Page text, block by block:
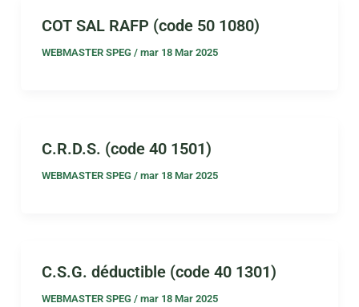
COT SAL RAFP (code 50 1080)
WEBMASTER SPEG / mar 18 Mar 2025
C.R.D.S. (code 40 1501)
WEBMASTER SPEG / mar 18 Mar 2025
C.S.G. déductible (code 40 1301)
WEBMASTER SPEG / mar 18 Mar 2025